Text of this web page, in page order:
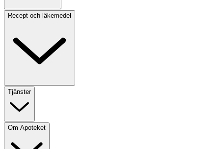
Recept och läkemedel
Tjänster
Om Apoteket